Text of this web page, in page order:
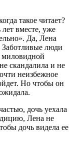
такое читает?
вместе, уже
Да, Лена
Заботливые люди
миловидной
скандалила и не
неизбежное
Но чтобы он
дочь уехала
Лена не
дочь видела ее